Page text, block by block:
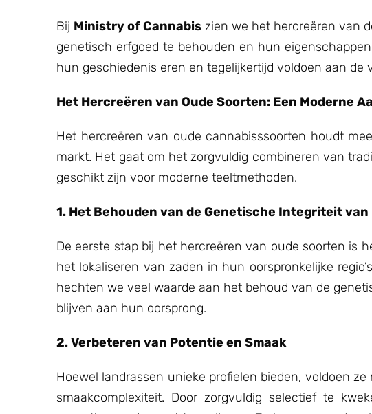
Bij Ministry of Cannabis zien we het hercreëren van
genetisch erfgoed te behouden en hun
hun geschiedenis eren en tegelijkertijd voldoen aan
Het Hercreëren van Oude Soorten: Een Moderne
Het hercreëren van oude cannabisssoorten houdt
markt. Het gaat om het zorgvuldig combineren van
geschikt zijn voor moderne teeltmethoden.
1. Het Behouden van de Genetische Integriteit van
De eerste stap bij het hercreëren van oude soorten is
het lokaliseren van zaden in hun oorspronkelijke
hechten we veel waarde aan het behoud van de
blijven aan hun oorsprong.
2. Verbeteren van Potentie en Smaak
Hoewel landrassen unieke profielen bieden, voldoen
smaakcomplexiteit. Door zorgvuldig selectief te